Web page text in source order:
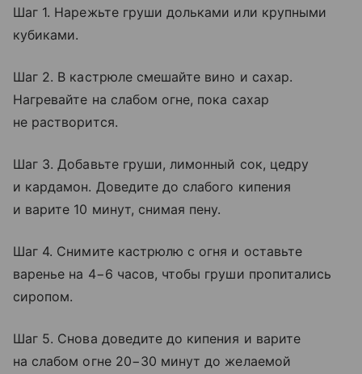
Шаг 1. Нарежьте груши дольками или крупными
кубиками.
Шаг 2. В кастрюле смешайте вино и сахар.
Нагревайте на слабом огне, пока сахар
не растворится.
Шаг 3. Добавьте груши, лимонный сок, цедру
и кардамон. Доведите до слабого кипения
и варите 10 минут, снимая пену.
Шаг 4. Снимите кастрюлю с огня и оставьте
варенье на 4−6 часов, чтобы груши пропитались
сиропом.
Шаг 5. Снова доведите до кипения и варите
на слабом огне 20−30 минут до желаемой